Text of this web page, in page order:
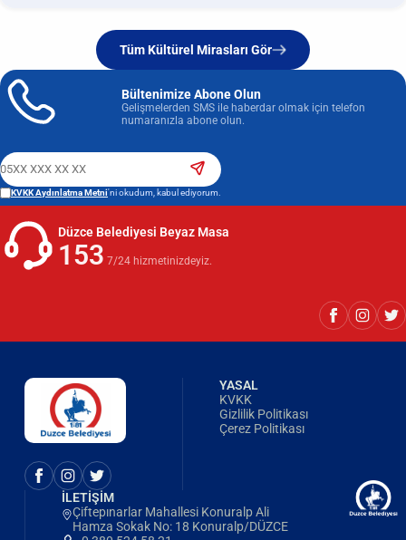
Tüm Kültürel Mirasları Gör
Bültenimize Abone Olun
Gelişmelerden SMS ile haberdar olmak için telefon
numaranızla abone olun.
KVKK Aydınlatma Metni'ni okudum, kabul ediyorum.
Düzce Belediyesi Beyaz Masa
153 7/24 hizmetinizdeyiz.
YASAL
KVKK
Gizlilik Politikası
Çerez Politikası
İLETİŞİM
Çiftepınarlar Mahallesi Konuralp Ali
Hamza Sokak No: 18 Konuralp/DÜZCE